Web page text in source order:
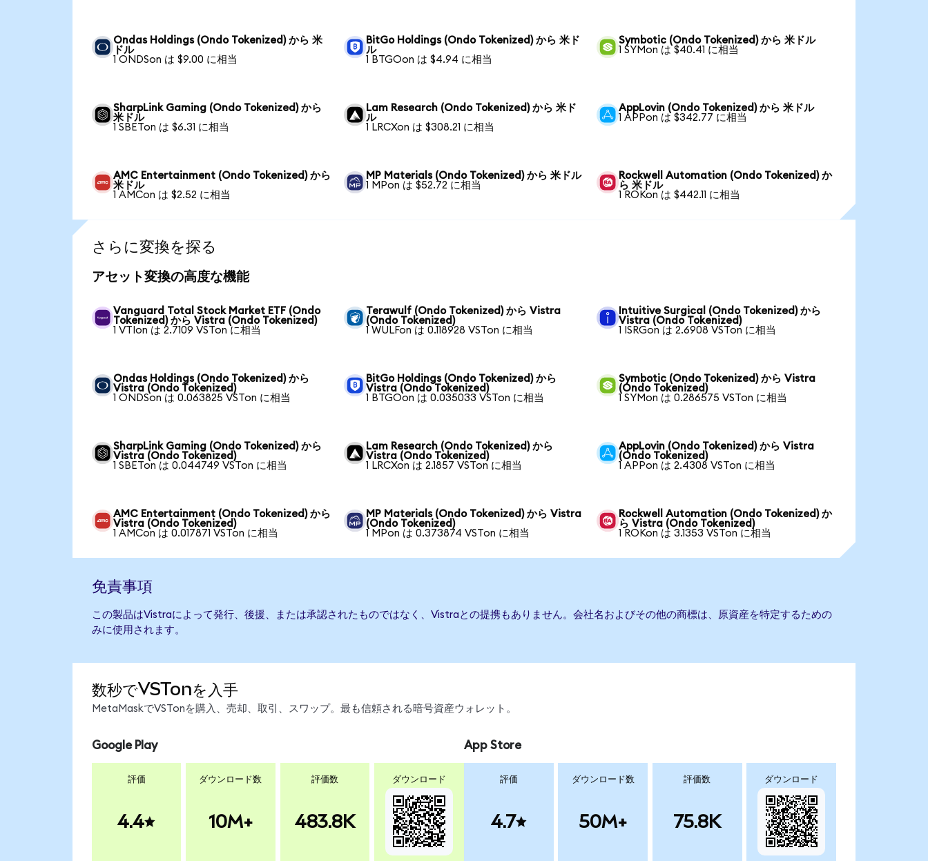
Ondas Holdings (Ondo Tokenized) から 米
ドル
1 ONDSon は $9.00 に相当
BitGo Holdings (Ondo Tokenized) から 米ド
ル
1 BTGOon は $4.94 に相当
Symbotic (Ondo Tokenized) から 米ドル
1 SYMon は $40.41 に相当
SharpLink Gaming (Ondo Tokenized) から
米ドル
1 SBETon は $6.31 に相当
Lam Research (Ondo Tokenized) から 米ド
ル
1 LRCXon は $308.21 に相当
AppLovin (Ondo Tokenized) から 米ドル
1 APPon は $342.77 に相当
AMC Entertainment (Ondo Tokenized) から
米ドル
1 AMCon は $2.52 に相当
MP Materials (Ondo Tokenized) から 米ドル
1 MPon は $52.72 に相当
Rockwell Automation (Ondo Tokenized) か
ら 米ドル
1 ROKon は $442.11 に相当
さらに変換を探る
アセット変換の高度な機能
Vanguard Total Stock Market ETF (Ondo
Tokenized) から Vistra (Ondo Tokenized)
1 VTIon は 2.7109 VSTon に相当
Terawulf (Ondo Tokenized) から Vistra
(Ondo Tokenized)
1 WULFon は 0.118928 VSTon に相当
Intuitive Surgical (Ondo Tokenized) から
Vistra (Ondo Tokenized)
1 ISRGon は 2.6908 VSTon に相当
Ondas Holdings (Ondo Tokenized) から
Vistra (Ondo Tokenized)
1 ONDSon は 0.063825 VSTon に相当
BitGo Holdings (Ondo Tokenized) から
Vistra (Ondo Tokenized)
1 BTGOon は 0.035033 VSTon に相当
Symbotic (Ondo Tokenized) から Vistra
(Ondo Tokenized)
1 SYMon は 0.286575 VSTon に相当
SharpLink Gaming (Ondo Tokenized) から
Vistra (Ondo Tokenized)
1 SBETon は 0.044749 VSTon に相当
Lam Research (Ondo Tokenized) から
Vistra (Ondo Tokenized)
1 LRCXon は 2.1857 VSTon に相当
AppLovin (Ondo Tokenized) から Vistra
(Ondo Tokenized)
1 APPon は 2.4308 VSTon に相当
AMC Entertainment (Ondo Tokenized) から
Vistra (Ondo Tokenized)
1 AMCon は 0.017871 VSTon に相当
MP Materials (Ondo Tokenized) から Vistra
(Ondo Tokenized)
1 MPon は 0.373874 VSTon に相当
Rockwell Automation (Ondo Tokenized) か
ら Vistra (Ondo Tokenized)
1 ROKon は 3.1353 VSTon に相当
免責事項
この製品はVistraによって発行、後援、または承認されたものではなく、Vistraとの提携もありません。会社名およびその他の商標は、原資産を特定するための
みに使用されます。
数秒でVSTonを入手
MetaMaskでVSTonを購入、売却、取引、スワップ。最も信頼される暗号資産ウォレット。
Google Play
評価
4.4
ダウンロード数
10M+
評価数
483.8K
ダウンロード
App Store
評価
4.7
ダウンロード数
50M+
評価数
75.8K
ダウンロード